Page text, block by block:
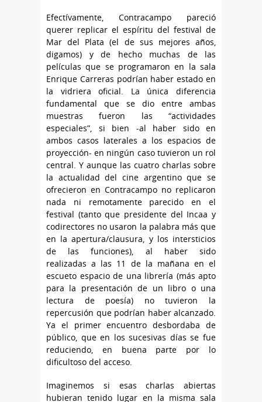
Efectívamente, Contracampo pareció
querer replicar el espíritu del festival de
Mar del Plata (el de sus mejores años,
digamos) y de hecho muchas de las
películas que se programaron en la sala
Enrique Carreras podrían haber estado en
la vidriera oficial. La única diferencia
fundamental que se dio entre ambas
muestras fueron las “actividades
especiales”, si bien -al haber sido en
ambos casos laterales a los espacios de
proyección- en ningún caso tuvieron un rol
central. Y aunque las cuatro charlas sobre
la actualidad del cine argentino que se
ofrecieron en Contracampo no replicaron
nada ni remotamente parecido en el
festival (tanto que presidente del Incaa y
codirectores no usaron la palabra más que
en la apertura/clausura, y los intersticios
de las funciones), al haber sido
realizadas a las 11 de la mañana en el
escueto espacio de una librería (más apto
para la presentación de un libro o una
lectura de poesía) no tuvieron la
repercusión que podrían haber alcanzado.
Ya el primer encuentro desbordaba de
público, que en los sucesivas días se fue
reduciendo, en buena parte por lo
dificultoso del acceso.
Imaginemos si esas charlas abiertas
hubieran tenido lugar en la misma sala